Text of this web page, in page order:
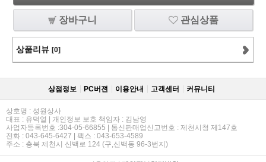
장바구니 관심상품
상품리뷰 [0]
상점정보 PC버젼 이용안내 고객센터 커뮤니티
상호명 : 성원상사
대표 : 유덕열 | 개인정보 보호 책임자 : 김남영
사업자등록번호 :304-05-66855 | 통신판매업신고번호 : 제천시청 제147호
전화 : 043-645-6427 | 팩스 : 043-653-4589
주소 : 충북 제천시 신백로 124 (구,신백동 96-3번지)